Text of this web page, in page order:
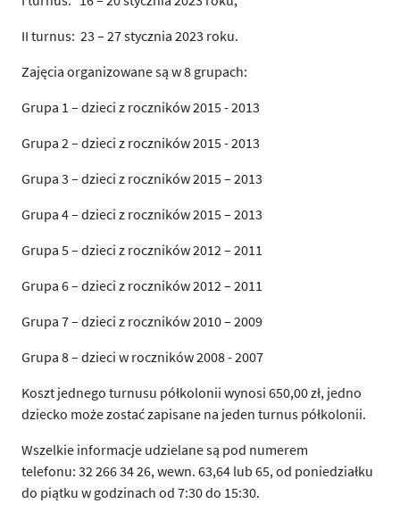
II turnus: 23 – 27 stycznia 2023 roku.
Zajęcia organizowane są w 8 grupach:
Grupa 1 – dzieci z roczników 2015 - 2013
Grupa 2 – dzieci z roczników 2015 - 2013
Grupa 3 – dzieci z roczników 2015 – 2013
Grupa 4 – dzieci z roczników 2015 – 2013
Grupa 5 – dzieci z roczników 2012 – 2011
Grupa 6 – dzieci z roczników 2012 – 2011
Grupa 7 – dzieci z roczników 2010 – 2009
Grupa 8 – dzieci w roczników 2008 - 2007
Koszt jednego turnusu półkolonii wynosi 650,00 zł, jedno
dziecko może zostać zapisane na jeden turnus półkolonii.
Wszelkie informacje udzielane są pod numerem
telefonu: 32 266 34 26, wewn. 63,64 lub 65, od poniedziałku
do piątku w godzinach od 7:30 do 15:30.